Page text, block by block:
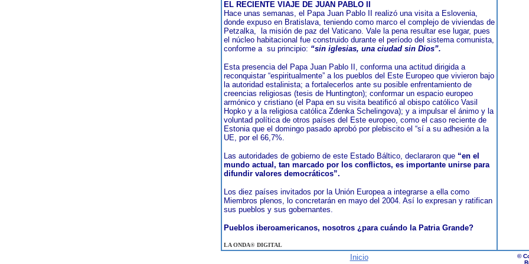
EL RECIENTE VIAJE DE JUAN PABLO II
Hace unas semanas, el Papa Juan Pablo II realizó una visita a Eslovenia,
donde expuso en Bratislava, teniendo como marco el complejo de viviendas de
Petzalka,
la misión de paz del Vaticano. Vale la pena resultar ese lugar, pues
el núcleo habitacional fue construido durante el período del sistema comunista,
conforme a su principio: “sin iglesias, una ciudad sin Dios”.
Esta presencia del Papa Juan Pablo II, conforma una actitud dirigida a
reconquistar “espiritualmente” a los pueblos del Este Europeo que vivieron bajo
la autoridad estalinista; a fortalecerlos ante su posible enfrentamiento de
creencias religiosas (tesis de Huntington); conformar un espacio europeo
armónico y cristiano (el Papa en su visita beatificó al obispo católico Vasil
Hopko y a la religiosa católica Zdenka Schelingova); y a impulsar el ánimo y la
voluntad política de otros países del Este europeo, como el caso reciente de
Estonia que el domingo pasado aprobó por plebiscito el “sí a su adhesión a la
UE, por el 66,7%.
Las autoridades de gobierno de este Estado Báltico, declararon que “en el
mundo actual, tan marcado por los conflictos, es importante unirse para
difundir valores democráticos”.
Los diez países invitados por la Unión Europea a integrarse a ella como
Miembros plenos, lo concretarán en mayo del 2004. Así lo expresan y ratifican
sus pueblos y sus gobernantes.
Pueblos iberoamericanos, nosotros ¿para cuándo la Patria Grande?
LA ONDA® DIGITAL
Inicio
©